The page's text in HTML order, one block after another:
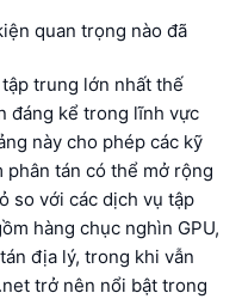
quan trọng nào đã
trung lớn nhất thế
đáng kể trong lĩnh vực
này cho phép các kỹ
phân tán có thể mở rộng
so với các dịch vụ tập
hàng chục nghìn GPU,
địa lý, trong khi vẫn
trở nên nổi bật trong